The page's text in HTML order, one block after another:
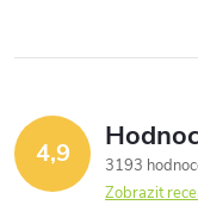
4,9
3193
Zobrazit